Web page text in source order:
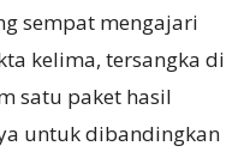
sempat mengajari
kelima, tersangka di
satu paket hasil
untuk dibandingkan